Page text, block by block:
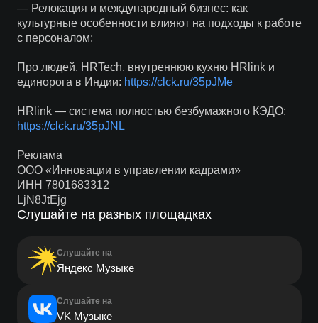
— Релокация и международный бизнес: как
культурные особенности влияют на подходы к работе
с персоналом;
Про людей, HRTech, внутреннюю кухню HRlink и
единорога в Индии: https://clck.ru/35pJMe
HRlink — система полностью безбумажного КЭДО:
https://clck.ru/35pJNL
Реклама
ООО «Инновации в управлении кадрами»
ИНН 7801683312
LjN8JtEjg
Слушайте на разных площадках
Слушайте на
Яндекс Музыке
Слушайте на
VK Музыке